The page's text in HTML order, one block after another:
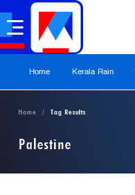
Home Kerala Rain
Home Tag Results
Palestine